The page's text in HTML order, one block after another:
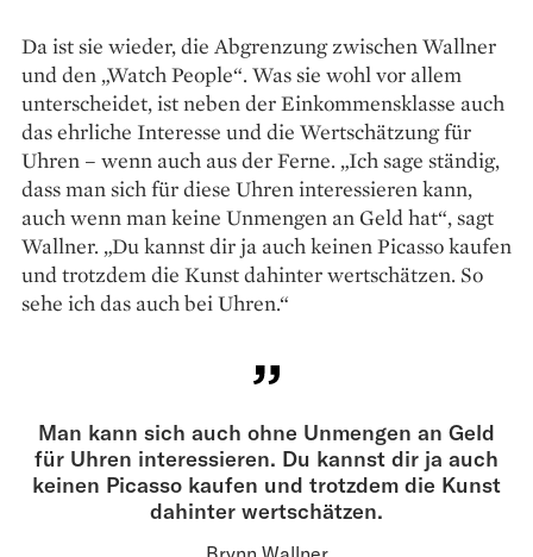
Da ist sie wieder, die Abgrenzung ­zwischen Wallner
und den „Watch People“. Was sie wohl vor allem
unterscheidet, ist neben der Einkommensklasse auch
das ehrliche Interesse und die Wertschätzung für
Uhren – wenn auch aus der Ferne. „Ich sage ständig,
dass man sich für diese Uhren interessieren kann,
auch wenn man keine Unmengen an Geld hat“, sagt
Wallner. „Du kannst dir ja auch keinen Picasso kaufen
und trotzdem die Kunst dahinter wertschätzen. So
sehe ich das auch bei Uhren.“
Man kann sich auch ohne Unmengen an Geld
für Uhren interessieren. Du kannst dir ja auch
keinen Picasso kaufen und trotzdem die Kunst
dahinter wertschätzen.